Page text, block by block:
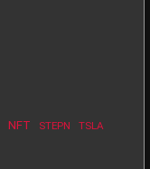
NFT STEPN TSLA